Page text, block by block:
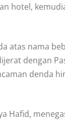
hotel,
atas nama
dengan
denda
Hafid,